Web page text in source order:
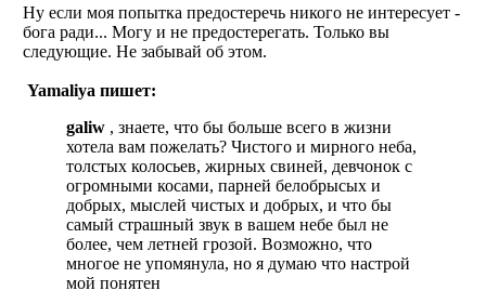
Ну если моя попытка предостеречь никого не интересует -
бога ради... Могу и не предостерегать. Только вы
следующие. Не забывай об этом.
Yamaliya пишет:
galiw , знаете, что бы больше всего в жизни
хотела вам пожелать? Чистого и мирного неба,
толстых колосьев, жирных свиней, девчонок с
огромными косами, парней белобрысых и
добрых, мыслей чистых и добрых, и что бы
самый страшный звук в вашем небе был не
более, чем летней грозой. Возможно, что
многое не упомянула, но я думаю что настрой
мой понятен